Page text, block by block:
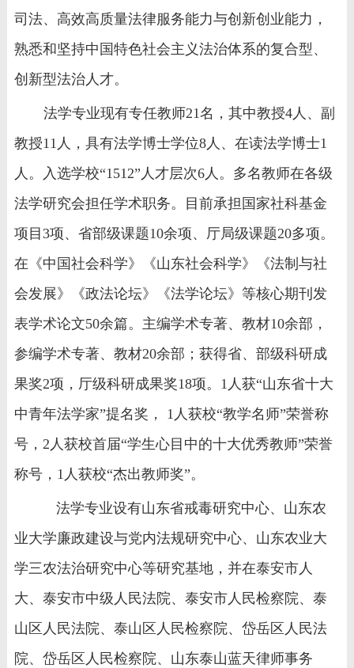
司法、高效高质量法律服务能力与创新创业能力，
熟悉和坚持中国特色社会主义法治体系的复合型、
创新型法治人才。
法学专业现有专任教师21名，其中教授4人、副
教授11 人，具有法学博士学位8人、在读法学博士1
人。入选学校“1512”人才层次6人。多名教师在各级
法学研究会担任学术职务。目前承担国家社科基金
项目3项、省部级课题10余项、厅局级课题20多项。
在《中国社会科学》《山东社会科学》《法制与社
会发展》《政法论坛》《法学论坛》等核心期刊发
表学术论文50余篇。主编学术专著、教材10余部，
参编学术专著、教材20余部；获得省、部级科研成
果奖2项，厅级科研成果奖18项。 1 人获“山东省十大
中青年法学家”提名奖，
1 人获校“教学名师”荣誉称
号， 2 人获校首届“学生心目中的十大优秀教师”荣誉
称号， 1 人获校“杰出教师奖”。
法学专业设有山东省戒毒研究中心、山东农
业大学廉政建设与党内法规研究中心、山东农业大
学三农法治研究中心等研究基地，并在泰安市人
大、泰安市中级人民法院、泰安市人民检察院、泰
山区人民法院、泰山区人民检察院、岱岳区人民法
院、岱岳区人民检察院、山东泰山蓝天律师事务